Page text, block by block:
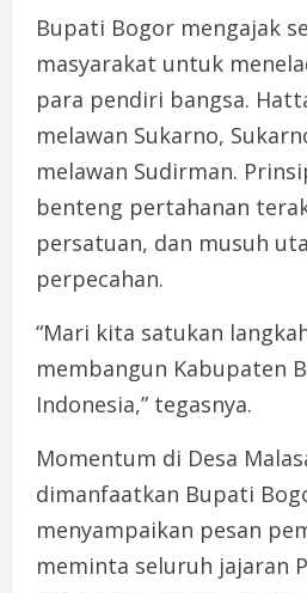
Bupati Bogor mengajak
masyarakat untuk
para pendiri bangsa.
melawan Sukarno,
melawan Sudirman.
benteng pertahanan
persatuan, dan musuh
perpecahan.
“Mari kita satukan
membangun Kabupaten
Indonesia,” tegasnya.
Momentum di Desa
dimanfaatkan Bupati
menyampaikan pesan
meminta seluruh jajaran